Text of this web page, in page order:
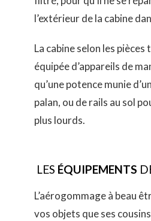
l’extérieur de la cabine
La cabine selon les
équipée d’appareils de
qu’une potence munie
palan, ou de rails au sol
plus lourds.
LES ÉQUIPEMENTS
L’aérogommage à beau
vos objets que ses